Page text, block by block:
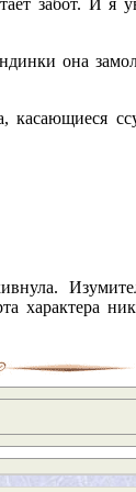
она
касающиеся
характера